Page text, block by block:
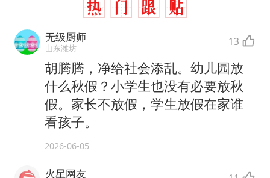
无级厨师
山东潍坊 13
胡腾腾，净给社会添乱。幼儿园放
什么秋假？小学生也没有必要放秋
假。家长不放假，学生放假在家谁
看孩子。
2026-06-05
火星网友